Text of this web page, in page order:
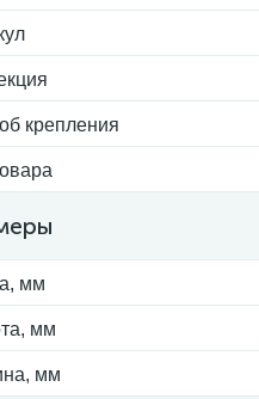
крепления
мм
мм
мм